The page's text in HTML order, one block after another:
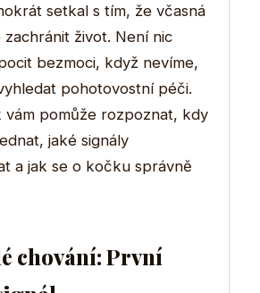
setkal s tím, že včasná
život. Není nic
bezmoci, když nevíme,
pohotovostní péči.
vám pomůže rozpoznat, kdy
jaké signály
a jak se o kočku správně
chování: První